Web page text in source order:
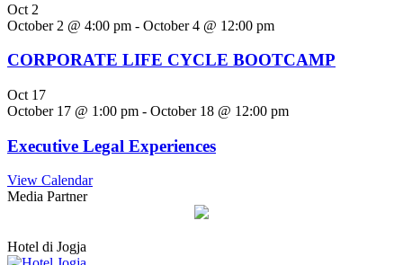
Oct 2
October 2 @ 4:00 pm - October 4 @ 12:00 pm
CORPORATE LIFE CYCLE BOOTCAMP
Oct 17
October 17 @ 1:00 pm - October 18 @ 12:00 pm
Executive Legal Experiences
View Calendar
Media Partner
Hotel di Jogja